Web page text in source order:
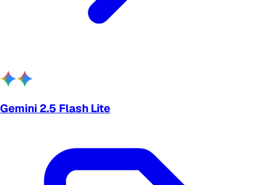
Gemini 2.5 Flash Lite